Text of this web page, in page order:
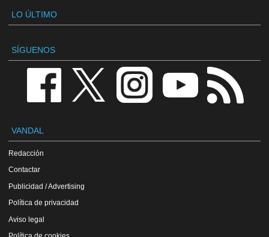
LO ÚLTIMO
SÍGUENOS
VANDAL
Redacción
Contactar
Publicidad / Advertising
Política de privacidad
Aviso legal